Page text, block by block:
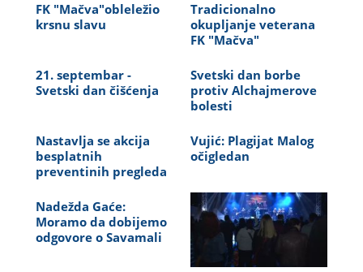
FK "Mačva"obleležio
krsnu slavu
Tradicionalno
okupljanje veterana
FK "Mačva"
21. septembar -
Svetski dan čišćenja
Svetski dan borbe
protiv Alchajmerove
bolesti
Nastavlja se akcija
besplatnih
preventinih pregleda
Vujić: Plagijat Malog
očigledan
Nadežda Gaće:
Moramo da dobijemo
odgovore o Savamali